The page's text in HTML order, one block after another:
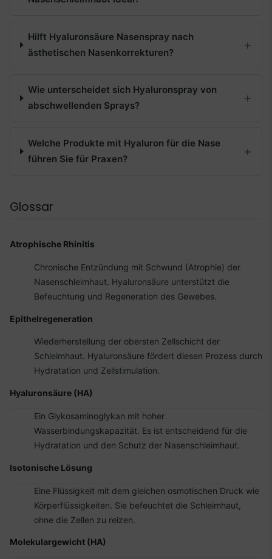
Hilft Hyaluronsäure Nasenspray nach
ästhetischen Nasenkorrekturen?
Wie unterscheidet sich Hyaluronspray von
abschwellenden Sprays?
Welche Produkte mit Hyaluron für die Nase
führen Sie für Praxen?
Glossar
Atrophische Rhinitis
Chronische Entzündung mit Schwund (Atrophie) der
Nasenschleimhaut. Hyaluronsäure unterstützt die
Befeuchtung und Regeneration des Gewebes.
Epithelregeneration
Wiederherstellung der obersten Zellschicht der
Schleimhaut. Hyaluronsäure fördert diesen Prozess durch
Hydratation und Zellstimulation.
Hyaluronsäure (HA)
Ein Glykosaminoglykan mit hoher
Wasserbindungskapazität. Es ist entscheidend für die
Hydratation und den Schutz der Nasenschleimhaut.
Isotonische Lösung
Eine Flüssigkeit mit dem gleichen osmotischen Druck wie
Körperflüssigkeiten. Sie befeuchtet die Schleimhaut,
ohne die Zellen zu reizen.
Molekulargewicht (HA)